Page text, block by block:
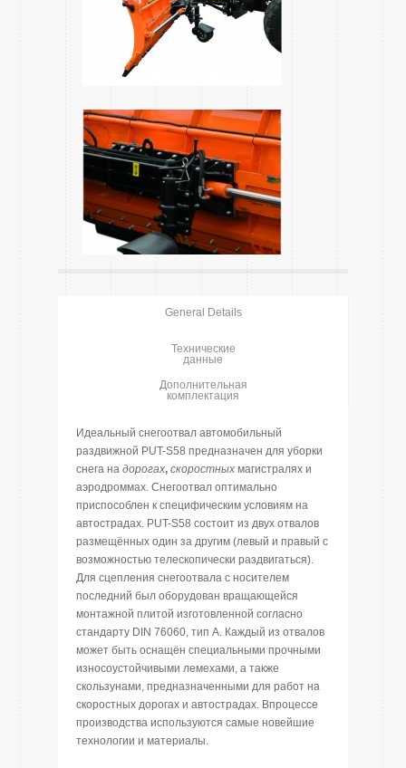
General Details
Технические
данные
Дополнительная
комплектация
Идеальный снегоотвал автомобильный
раздвижной PUT-S58 предназначен для уборки
снега на дорогах, скоростных магистралях и
аэродроммах. Cнегоотвал оптимально
приспособлен к специфическим условиям на
автострадах. PUT-S58 состоит из двух отвалов
размещённых один за другим (левый и правый с
возможностью телескопически раздвигаться).
Для сцепления снегоотвала с носителем
последний был оборудован вращающейся
монтажной плитой изготовленной согласно
стандарту DIN 76060, тип А. Каждый из отвалов
может быть оснащён специальными прочными
износоустойчивыми лемехами, а также
скользунами, предназначенными для работ на
скоростных дорогах и автострадах. Впроцессе
производства используются самые новейшие
технологии и материалы.